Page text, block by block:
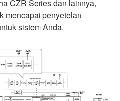
CZR Series dan lainnya,
mencapai penyetelan
sistem Anda.